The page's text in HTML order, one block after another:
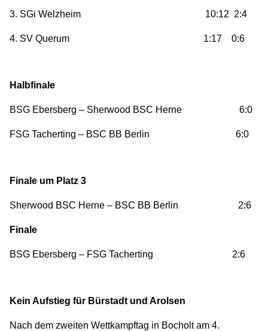
3. SGi Welzheim 10:12 2:4
4. SV Querum 1:17 0:6
Halbfinale
BSG Ebersberg – Sherwood BSC Herne 6:0
FSG Tacherting – BSC BB Berlin 6:0
Finale um Platz 3
Sherwood BSC Herne – BSC BB Berlin 2:6
Finale
BSG Ebersberg – FSG Tacherting 2:6
Kein Aufstieg für Bürstadt und Arolsen
Nach dem zweiten Wettkampftag in Bocholt am 4.